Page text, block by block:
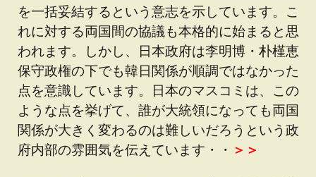
を一括妥結するという意志を示しています。こ
れに対する両国間の協議も本格的に始まると思
われます。しかし、日本政府は李明博・朴槿恵
保守政権の下でも韓日関係が順調ではなかった
点を意識しています。日本のマスコミは、この
ような点を挙げて、誰が大統領になっても両国
関係が大きく変わるのは難しいだろうという政
府内部の雰囲気を伝えています・・ ＞＞